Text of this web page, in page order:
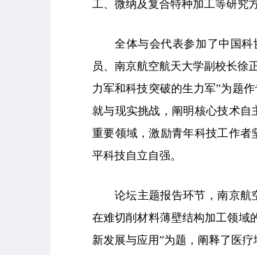
工、微纳及复合特种加工等研究
全体与会代表参加了中国科
员、南京航空航天大学副校长
力军和科技突破的生力军”为题
就与现实挑战，阐明核心技术
重要领域，激励青年科技工作者
平科技自立自强。
论坛主题报告环节，南京航
在难切削材料薄壁结构加工领域
新发展与应用”为题，阐释了医